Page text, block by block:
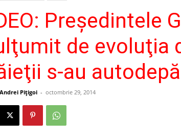
Preşedintele
de evoluţia
s-au
Andrei Pițigoi - octombrie 29, 2014